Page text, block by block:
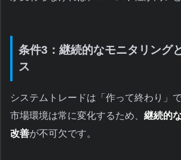
条件3：継続的なモニタリング
ス
システムトレードは「作って終わり」
市場環境は常に変化するため、 継続的
改善が不可欠です。